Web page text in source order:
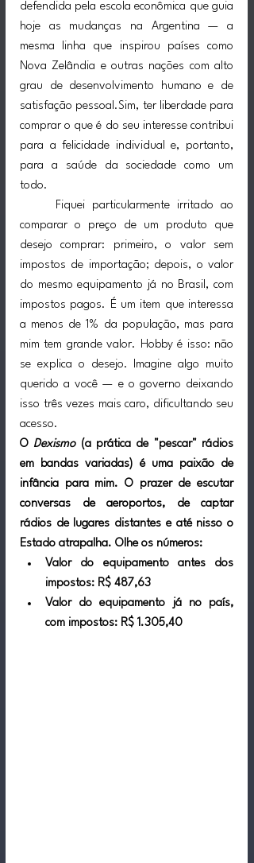
defendida pela escola econômica que guia
hoje as mudanças na Argentina — a
mesma linha que inspirou países como
Nova Zelândia e outras nações com alto
grau de desenvolvimento humano e de
satisfação pessoal.Sim, ter liberdade para
comprar o que é do seu interesse contribui
para a felicidade individual e, portanto,
para a saúde da sociedade como um
todo.
comparar o preço de um produto que
desejo comprar: primeiro, o valor sem
impostos de importação; depois, o valor
do mesmo equipamento já no Brasil, com
impostos pagos. É um item que interessa
a menos de 1% da população, mas para
mim tem grande valor. Hobby é isso: não
se explica o desejo. Imagine algo muito
querido a você — e o governo deixando
isso três vezes mais caro, dificultando seu
acesso.
O Dexismo (a prática de "pescar" rádios
em bandas variadas) é uma paixão de
infância para mim. O prazer de escutar
conversas de aeroportos, de captar
rádios de lugares distantes e até nisso o
Estado atrapalha. Olhe os números:
Valor do equipamento antes dos
impostos: R$ 487,63
Valor do equipamento já no país,
com impostos: R$ 1.305,40